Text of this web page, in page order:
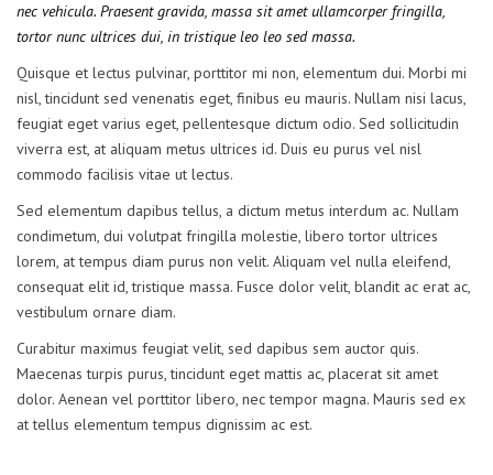
nec vehicula. Praesent gravida, massa sit amet ullamcorper fringilla,
tortor nunc ultrices dui, in tristique leo leo sed massa.
Quisque et lectus pulvinar, porttitor mi non, elementum dui. Morbi mi
nisl, tincidunt sed venenatis eget, finibus eu mauris. Nullam nisi lacus,
feugiat eget varius eget, pellentesque dictum odio. Sed sollicitudin
viverra est, at aliquam metus ultrices id. Duis eu purus vel nisl
commodo facilisis vitae ut lectus.
Sed elementum dapibus tellus, a dictum metus interdum ac. Nullam
condimetum, dui volutpat fringilla molestie, libero tortor ultrices
lorem, at tempus diam purus non velit. Aliquam vel nulla eleifend,
consequat elit id, tristique massa. Fusce dolor velit, blandit ac erat ac,
vestibulum ornare diam.
Curabitur maximus feugiat velit, sed dapibus sem auctor quis.
Maecenas turpis purus, tincidunt eget mattis ac, placerat sit amet
dolor. Aenean vel porttitor libero, nec tempor magna. Mauris sed ex
at tellus elementum tempus dignissim ac est.